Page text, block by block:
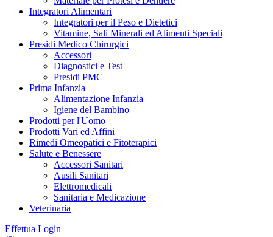
Integratori Alimentari
Integratori per il Peso e Dietetici
Vitamine, Sali Minerali ed Alimenti Speciali
Presidi Medico Chirurgici
Accessori
Diagnostici e Test
Presidi PMC
Prima Infanzia
Alimentazione Infanzia
Igiene del Bambino
Prodotti per l'Uomo
Prodotti Vari ed Affini
Rimedi Omeopatici e Fitoterapici
Salute e Benessere
Accessori Sanitari
Ausili Sanitari
Elettromedicali
Sanitaria e Medicazione
Veterinaria
Effettua Login